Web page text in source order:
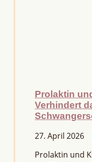
Prolaktin
Verhindert
27. April 2026
Prolaktin und